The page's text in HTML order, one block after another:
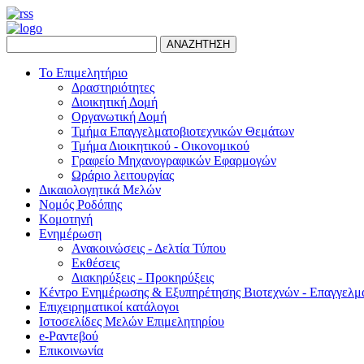
ΑΝΑΖΗΤΗΣΗ
Το Επιμελητήριο
Δραστηριότητες
Διοικητική Δομή
Οργανωτική Δομή
Τμήμα Επαγγελματοβιοτεχνικών Θεμάτων
Τμήμα Διοικητικού - Οικονομικού
Γραφείο Μηχανογραφικών Εφαρμογών
Ωράριο λειτουργίας
Δικαιολογητικά Μελών
Νομός Ροδόπης
Κομοτηνή
Ενημέρωση
Ανακοινώσεις - Δελτία Τύπου
Εκθέσεις
Διακηρύξεις - Προκηρύξεις
Κέντρο Ενημέρωσης & Εξυπηρέτησης Βιοτεχνών -
Επιχειρηματικοί κατάλογοι
Ιστοσελίδες Μελών Επιμελητηρίου
e-Ραντεβού
Επικοινωνία